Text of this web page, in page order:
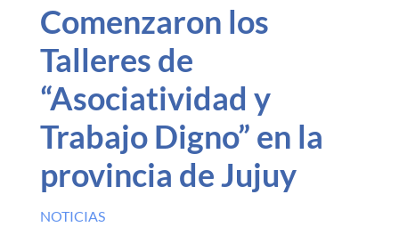
Comenzaron los
Talleres de
“Asociatividad y
Trabajo Digno” en la
provincia de Jujuy
NOTICIAS